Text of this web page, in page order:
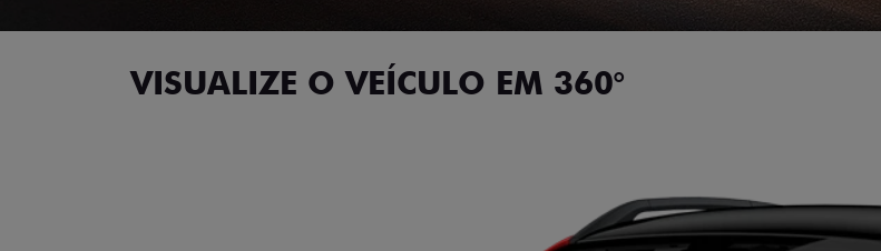
VISUALIZE O VEÍCULO EM 360°